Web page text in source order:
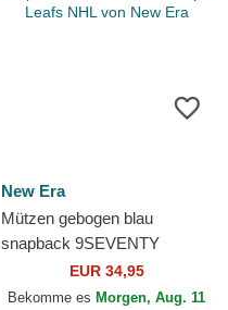
New Era
Mützen gebogen blau
snapback 9SEVENTY
Stretch Snap Stated der
Toronto Maple Leafs NHL von
EUR 34,95
Bekomme es Morgen, Aug. 11